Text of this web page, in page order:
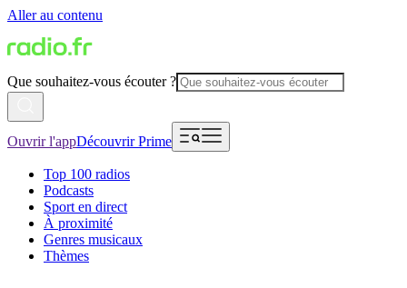
Aller au contenu
Que souhaitez-vous écouter ?
Ouvrir l'appDécouvrir Prime
Top 100 radios
Podcasts
Sport en direct
À proximité
Genres musicaux
Thèmes